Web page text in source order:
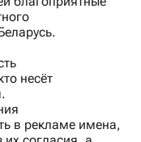
несёт
в рекламе имена,